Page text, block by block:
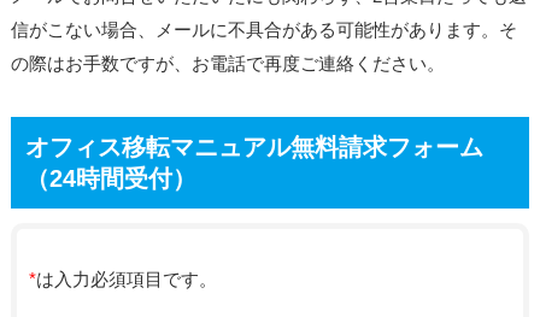
信がこない場合、メールに不具合がある可能性があります。そ
の際はお手数ですが、お電話で再度ご連絡ください。
オフィス移転マニュアル無料請求フォーム
（24時間受付）
*は入力必須項目です。